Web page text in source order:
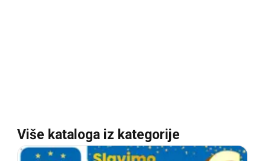
Više kataloga iz kategorije